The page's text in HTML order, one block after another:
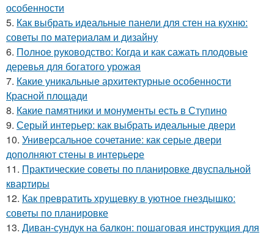
особенности
5. Как выбрать идеальные панели для стен на кухню:
советы по материалам и дизайну
6. Полное руководство: Когда и как сажать плодовые
деревья для богатого урожая
7. Какие уникальные архитектурные особенности
Красной площади
8. Какие памятники и монументы есть в Ступино
9. Серый интерьер: как выбрать идеальные двери
10. Универсальное сочетание: как серые двери
дополняют стены в интерьере
11. Практические советы по планировке двуспальной
квартиры
12. Как превратить хрущевку в уютное гнездышко:
советы по планировке
13. Диван-сундук на балкон: пошаговая инструкция для